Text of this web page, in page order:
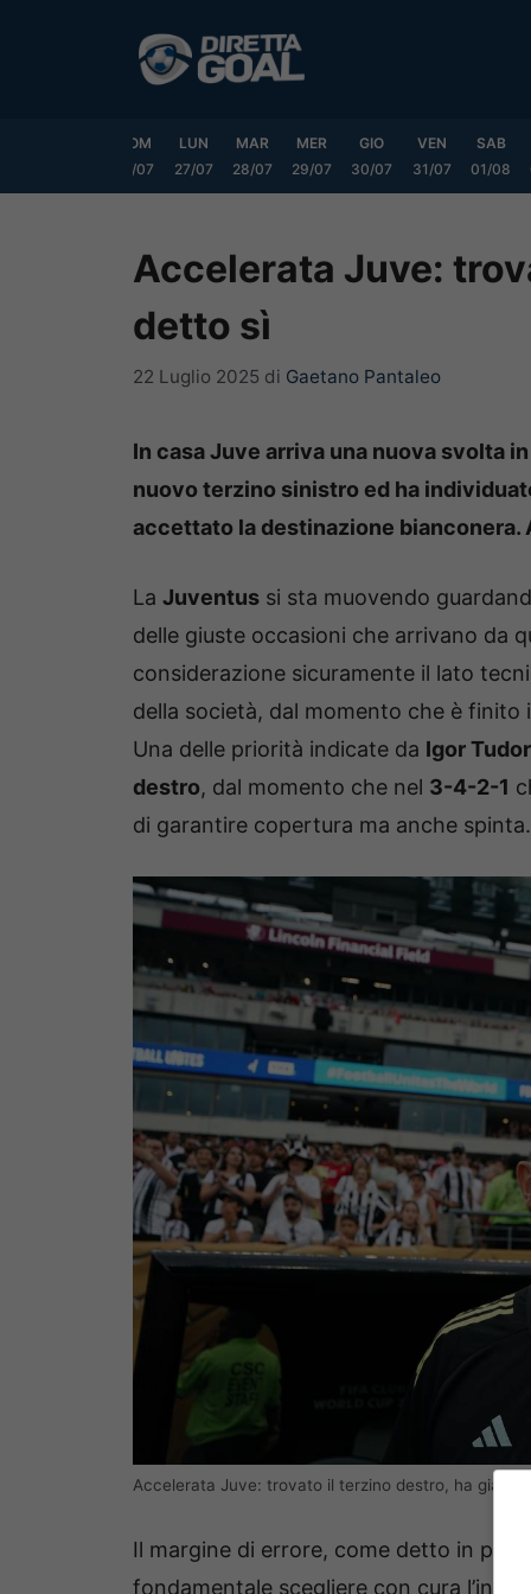
DOM
26/07
LUN
27/07
MAR
28/07
MER
29/07
GIO
30/07
VEN
31/07
SAB
01/08
Accelerata Juve:
detto sì
22 Luglio 2025 di Gaetano Pantaleo
In casa Juve arriva una nuova svolta
nuovo terzino sinistro ed ha
accettato la destinazione bianconera.
La Juventus si sta muovendo
delle giuste occasioni che arrivano da
considerazione sicuramente il lato
della società, dal momento che è finito
Una delle priorità indicate da Igor Tudor
destro, dal momento che nel 3-4-2-1
di garantire copertura ma anche spinta.
Accelerata Juve: trovato il terzino destro, ha già
Il margine di errore, come detto in
fondamentale scegliere con cura